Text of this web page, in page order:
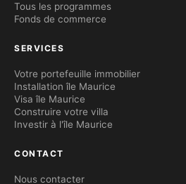
Tous les programmes
Fonds de commerce
SERVICES
Votre portefeuille immobilier
Installation île Maurice
Visa île Maurice
Construire votre villa
Investir à l'île Maurice
CONTACT
Nous contacter